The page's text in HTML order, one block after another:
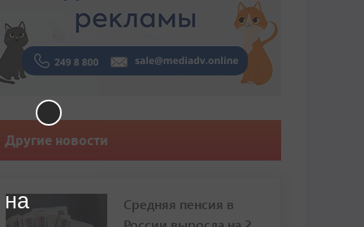
Другие новости
Средняя пенсия в